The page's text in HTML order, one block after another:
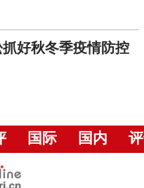
好秋冬季疫情防控
国际 国内